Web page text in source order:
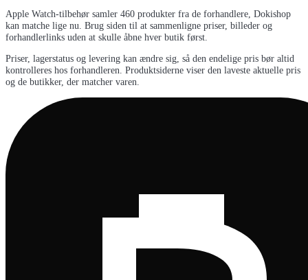
Apple Watch-tilbehør samler 460 produkter fra de forhandlere, Dokishop
kan matche lige nu. Brug siden til at sammenligne priser, billeder og
forhandlerlinks uden at skulle åbne hver butik først.
Priser, lagerstatus og levering kan ændre sig, så den endelige pris bør altid
kontrolleres hos forhandleren. Produktsiderne viser den laveste aktuelle pris
og de butikker, der matcher varen.